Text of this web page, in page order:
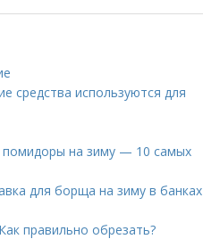
средства используются для
помидоры на зиму — 10 самых
для борща на зиму в банках
правильно обрезать?